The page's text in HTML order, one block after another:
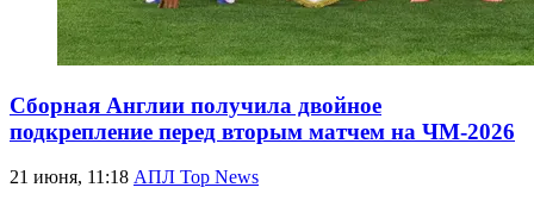
Сборная Англии получила двойное
подкрепление перед вторым матчем на ЧМ-2026
21 июня, 11:18 АПЛ Top News